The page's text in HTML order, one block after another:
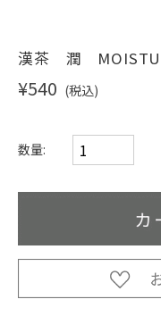
漢茶 潤
¥540 (税込)
数量: